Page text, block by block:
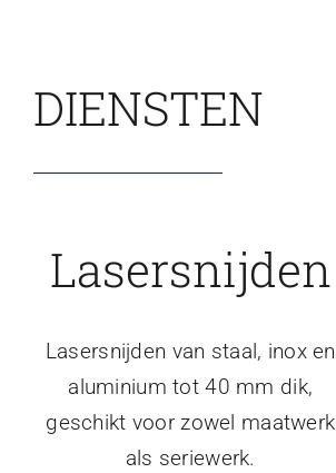
DIENSTEN
Lasersnijden
Lasersnijden van staal, inox en
aluminium tot 40 mm dik,
geschikt voor zowel maatwerk
als seriewerk.